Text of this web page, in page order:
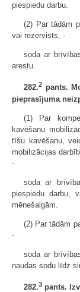
piespiedu darbu.
(2) Par tādām
vai rezervists, -
soda ar
arestu.
282.2 pants.
pieprasījuma
(1) Par
kavēšanu
tīšu kavēšanu,
mobilizācijas
-
soda ar
piespiedu darbu,
mēnešalgām.
(2) Par tādām
-
soda ar
naudas sodu līdz
282.3 pants.